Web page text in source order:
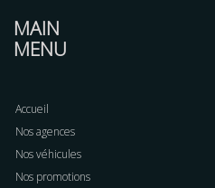
MAIN
MENU
Accueil
Nos agences
Nos véhicules
Nos promotions